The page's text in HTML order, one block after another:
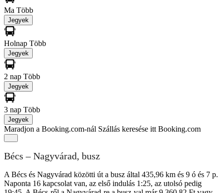
Ma Több
Jegyek
Holnap Több
Jegyek
2 nap Több
Jegyek
3 nap Több
Jegyek
Maradjon a Booking.com-nál Szállás keresése itt Booking.com
Bécs – Nagyvárad, busz
A Bécs és Nagyvárad közötti út a busz által 435,96 km és 9 ó és 7 p.
Naponta 16 kapcsolat van, az első indulás 1:25, az utolsó pedig